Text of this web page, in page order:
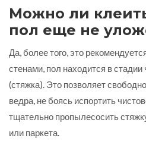
Можно ли
пол еще не
Да, более того, это
стенами, пол находится в стадии
(стяжка). Это позволяет
ведра, не боясь испортить
тщательно пропылесосить
или паркета.